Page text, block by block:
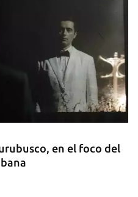
en el foco del